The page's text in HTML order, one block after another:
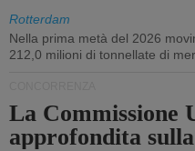
Rotterdam
Nella prima metà del 2026
212,0 milioni di tonnellate di
La Commissione
approfondita